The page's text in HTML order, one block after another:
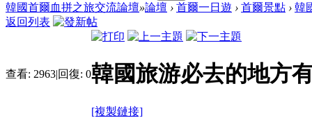
韓國首爾血拼之旅交流論壇»論壇 › 首爾一日遊 › 首爾景點 › 韓
返回列表
查看: 2963|回復: 0韓國旅游必去的地方
[複製鏈接]